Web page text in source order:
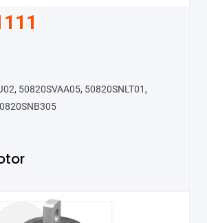
50820SVAA05, 50820SNLT01,